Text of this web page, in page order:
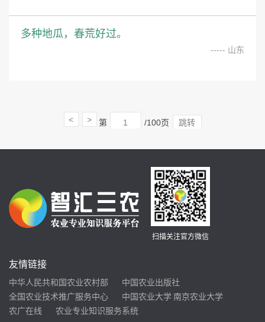
多种地瓜，春荒好过。
----- 山东
< > 第 /100页 跳转
扫描关注官方微信
友情链接
中华人民共和国农业农村部
中国农业出版社
全国农业技术推广服务中心
中国农业大学 南京农业大学
农广在线
农业专业知识服务系统